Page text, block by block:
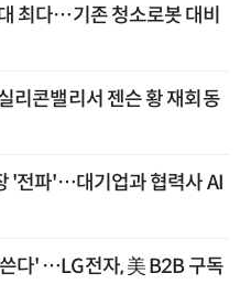
최다…기존 청소로봇 대비
리콘밸리서 젠슨 황 재회동
'전파'…대기업과 협력사 AI
다' …LG전자, 美 B2B 구독